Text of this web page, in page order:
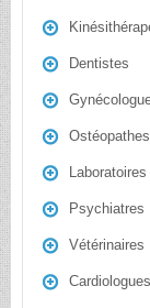
Dentistes
Ostéopathes
Psychiatres
Vétérinaires
Cardiologues